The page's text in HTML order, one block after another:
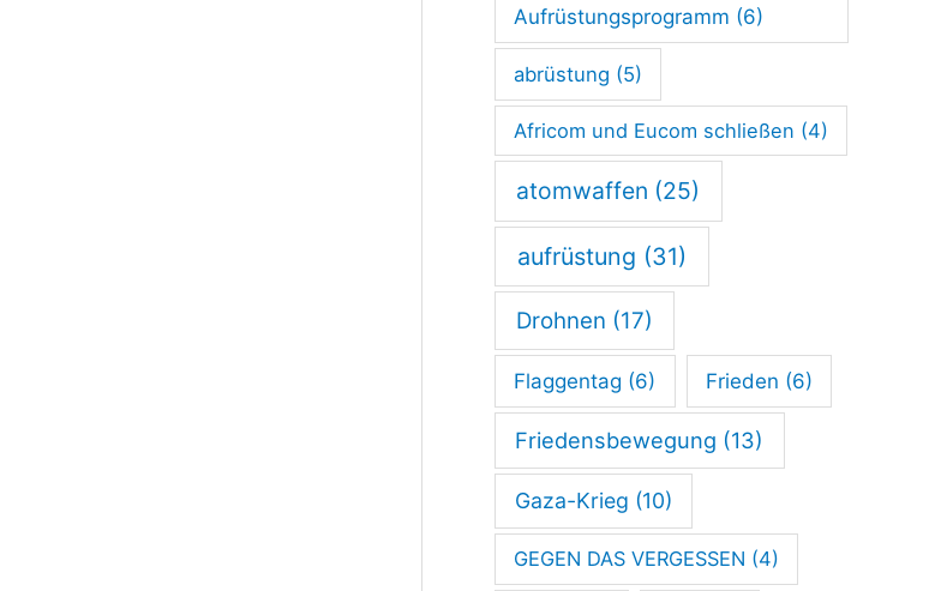
Aufrüstungsprogramm (6)
abrüstung (5)
Africom und Eucom schließen (4)
atomwaffen (25)
aufrüstung (31)
Drohnen (17)
Flaggentag (6) Frieden (6)
Friedensbewegung (13)
Gaza-Krieg (10)
GEGEN DAS VERGESSEN (4)